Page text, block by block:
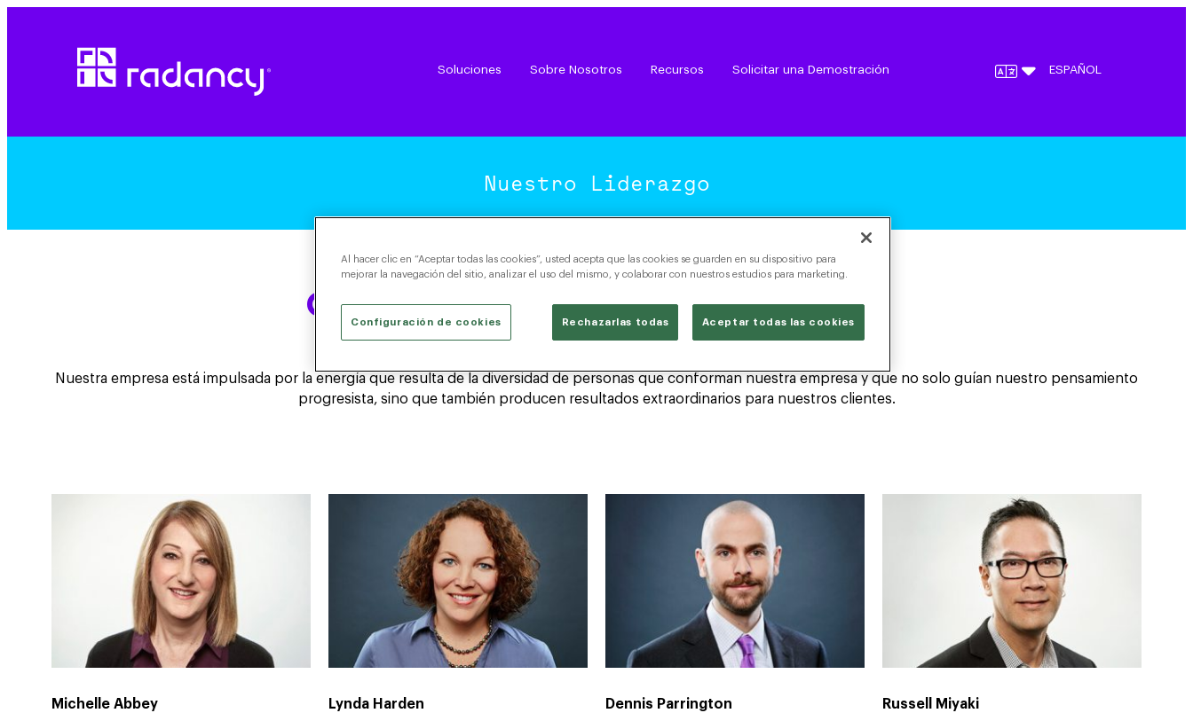
Soluciones Sobre Nosotros Recursos Solicitar una Demostración ESPAÑOL
Nuestro Liderazgo
Compromiso. Liderazgo. Innovación.
Nuestra empresa está impulsada por la energía que resulta de la diversidad de personas que conforman nuestra empresa y que no solo guían nuestro pensamiento
progresista, sino que también producen resultados extraordinarios para nuestros clientes.
Michelle Abbey
Lynda Harden
Dennis Parrington
Russell Miyaki
Al hacer clic en “Aceptar todas las cookies”, usted acepta que las cookies se guarden en su dispositivo para
mejorar la navegación del sitio, analizar el uso del mismo, y colaborar con nuestros estudios para marketing.
Rechazarlas todas Aceptar todas las cookies
Configuración de cookies